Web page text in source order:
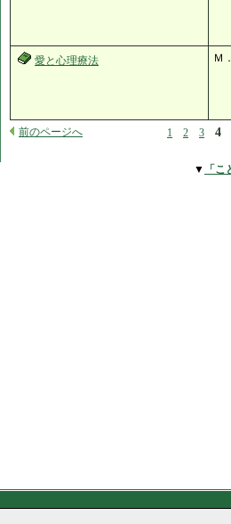
愛と心理療法 Ｍ
前のページへ 1 2 3 4
▼ 「